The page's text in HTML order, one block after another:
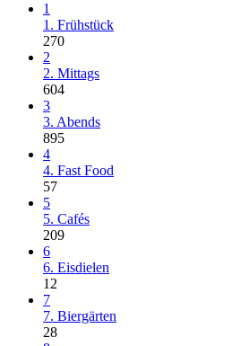
1
1. Frühstück
270
2
2. Mittags
604
3
3. Abends
895
4
4. Fast Food
57
5
5. Cafés
209
6
6. Eisdielen
12
7
7. Biergärten
28